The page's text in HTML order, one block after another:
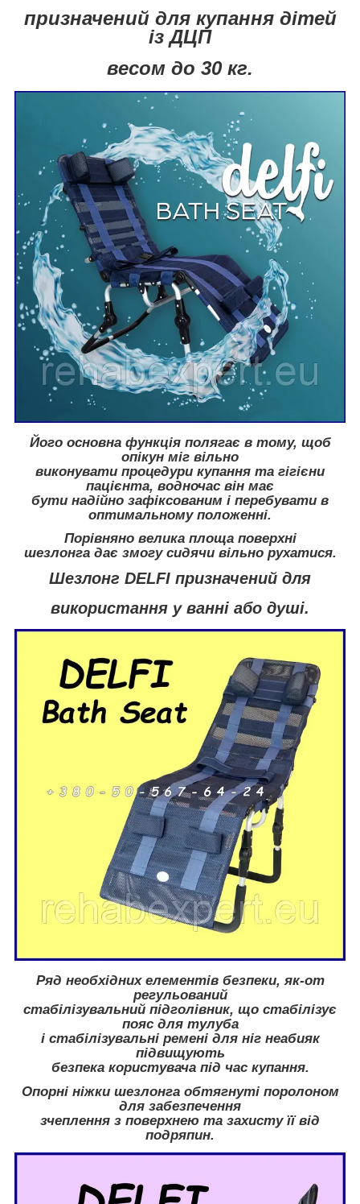
призначений для купання дітей
із ДЦП
весом до 30 кг.
Його основна функція полягає в тому, щоб
опікун міг вільно
виконувати процедури купання та гігієни
пацієнта, водночас він має
бути надійно зафіксованим і перебувати в
оптимальному положенні.
Порівняно велика площа поверхні
шезлонга дає змогу сидячи вільно рухатися.
Шезлонг DELFI призначений для
використання у ванні або душі.
Ряд необхідних елементів безпеки, як-от
регульований
стабілізувальний підголівник, що стабілізує
пояс для тулуба
і стабілізувальні ремені для ніг неабияк
підвищують
безпека користувача під час купання.
Опорні ніжки шезлонга обтягнуті поролоном
для забезпечення
зчеплення з поверхнею та захисту її від
подряпин.